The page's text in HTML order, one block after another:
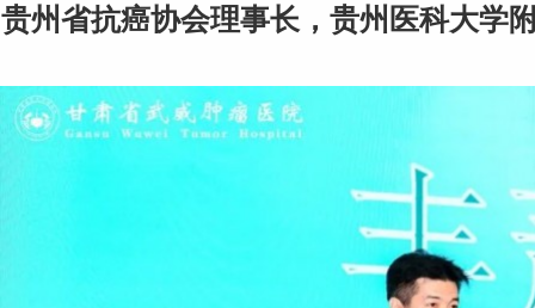
贵州省抗癌协会理事长，贵州医科大学